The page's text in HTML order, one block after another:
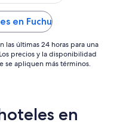
US$ 37
en Fuchu
las últimas 24 horas para una
precios y la disponibilidad
se apliquen más términos.
en